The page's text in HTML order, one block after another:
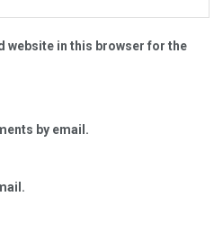
website in this browser for the
by email.